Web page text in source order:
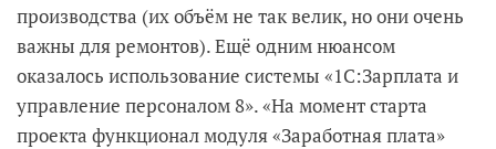
производства (их объём не так велик, но они очень
важны для ремонтов). Ещё одним нюансом
оказалось использование системы «1С:Зарплата и
управление персоналом 8». «На момент старта
проекта функционал модуля «Заработная плата»